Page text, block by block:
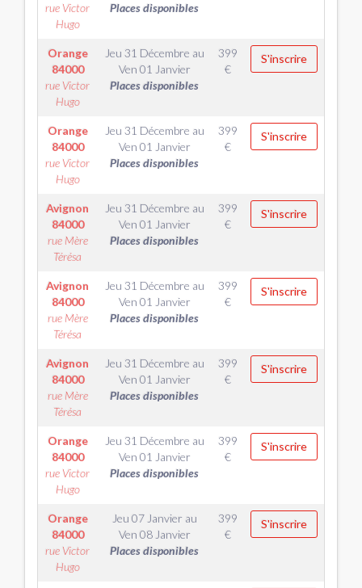
rue Victor
Hugo
Places disponibles
Orange
84000
rue Victor
Hugo
Jeu 31 Décembre au
Ven 01 Janvier
Places disponibles
399
€
S'inscrire
Orange
84000
rue Victor
Hugo
Jeu 31 Décembre au
Ven 01 Janvier
Places disponibles
399
€
S'inscrire
Avignon
84000
rue Mère
Térésa
Jeu 31 Décembre au
Ven 01 Janvier
Places disponibles
399
€
S'inscrire
Avignon
84000
rue Mère
Térésa
Jeu 31 Décembre au
Ven 01 Janvier
Places disponibles
399
€
S'inscrire
Avignon
84000
rue Mère
Térésa
Jeu 31 Décembre au
Ven 01 Janvier
Places disponibles
399
€
S'inscrire
Orange
84000
rue Victor
Hugo
Jeu 31 Décembre au
Ven 01 Janvier
Places disponibles
399
€
S'inscrire
Orange
84000
rue Victor
Hugo
Jeu 07 Janvier au
Ven 08 Janvier
Places disponibles
399
€
S'inscrire